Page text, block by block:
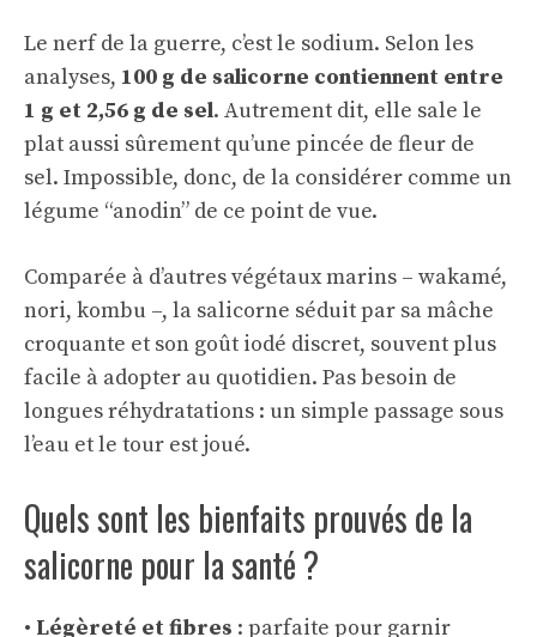
Le nerf de la guerre, c’est le sodium. Selon les
analyses, 100 g de salicorne contiennent entre
1 g et 2,56 g de sel. Autrement dit, elle sale le
plat aussi sûrement qu’une pincée de fleur de
sel. Impossible, donc, de la considérer comme un
légume “anodin” de ce point de vue.
Comparée à d’autres végétaux marins – wakamé,
nori, kombu –, la salicorne séduit par sa mâche
croquante et son goût iodé discret, souvent plus
facile à adopter au quotidien. Pas besoin de
longues réhydratations : un simple passage sous
l’eau et le tour est joué.
Quels sont les bienfaits prouvés de la
salicorne pour la santé ?
• Légèreté et fibres : parfaite pour garnir